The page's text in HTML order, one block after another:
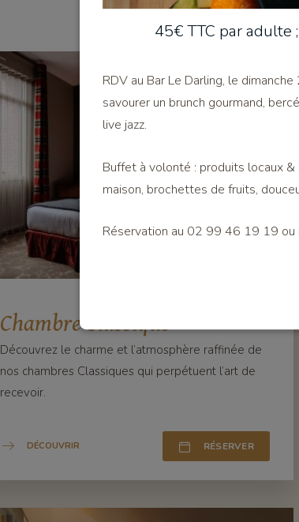
Chambre Classique
Découvrez le charme et l’atmosphère raffinée de
nos chambres Classiques qui perpétuent l’art de
recevoir.
DÉCOUVRIR RÉSERVER
45€ TTC par adulte
RDV au Bar Le Darling, le
savourer un brunch gourmand,
live jazz.
Buffet à volonté : produits locaux
maison, brochettes de fruits,
Réservation au 02 99 46 19 19 ou